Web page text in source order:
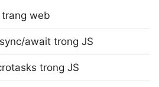
trang web
await trong JS
trong JS